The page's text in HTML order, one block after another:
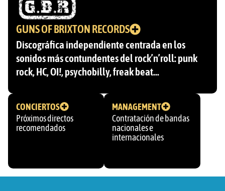
GUNS OF BRIXTON RECORDS
Discográfica independiente centrada en los
sonidos más contundentes del rock’n’roll: punk
rock, HC, OI!, psychobilly, freak beat…
CONCIERTOS
Próximos directos
recomendados
MANAGEMENT
Contratación de bandas
nacionales e
internacionales